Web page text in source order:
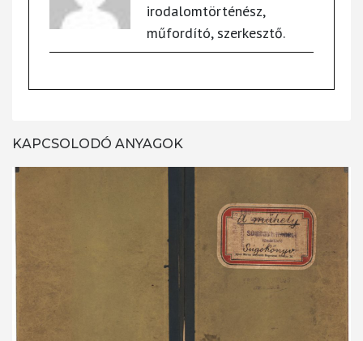
irodalomtörténész,
műfordító, szerkesztő.
KAPCSOLODÓ ANYAGOK